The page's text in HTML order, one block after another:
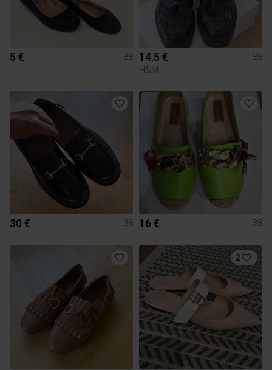
5 € 38 14.5 €
38
H&M
30 € 38 16 € 38
2